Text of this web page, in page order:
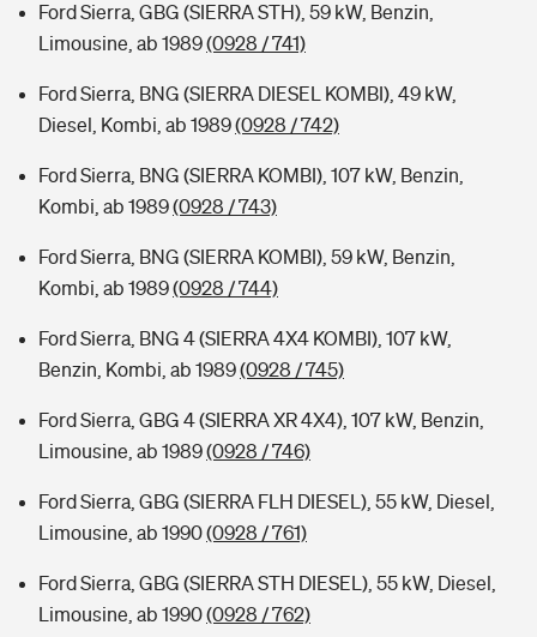
Ford Sierra, GBG (SIERRA STH), 59 kW, Benzin,
Limousine, ab 1989(0928 / 741)
Ford Sierra, BNG (SIERRA DIESEL KOMBI), 49 kW,
Diesel, Kombi, ab 1989(0928 / 742)
Ford Sierra, BNG (SIERRA KOMBI), 107 kW, Benzin,
Kombi, ab 1989(0928 / 743)
Ford Sierra, BNG (SIERRA KOMBI), 59 kW, Benzin,
Kombi, ab 1989(0928 / 744)
Ford Sierra, BNG 4 (SIERRA 4X4 KOMBI), 107 kW,
Benzin, Kombi, ab 1989(0928 / 745)
Ford Sierra, GBG 4 (SIERRA XR 4X4), 107 kW, Benzin,
Limousine, ab 1989(0928 / 746)
Ford Sierra, GBG (SIERRA FLH DIESEL), 55 kW, Diesel,
Limousine, ab 1990(0928 / 761)
Ford Sierra, GBG (SIERRA STH DIESEL), 55 kW, Diesel,
Limousine, ab 1990(0928 / 762)